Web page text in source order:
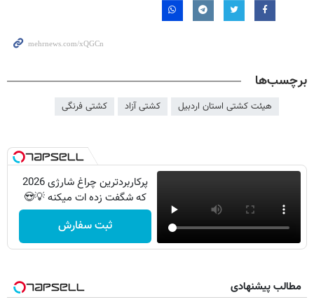
برچسب‌ها
هیئت کشتی استان اردبیل کشتی آزاد کشتی فرنگی
پرکاربردترین چراغ شارژی 2026
که شگفت زده ات میکنه 💡😍
ثبت سفارش
مطالب پیشنهادی